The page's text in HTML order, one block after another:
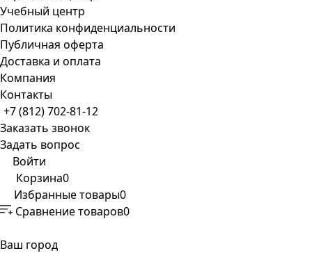
Учебный центр
Политика конфиденциальности
Публичная оферта
Доставка и оплата
Компания
Контакты
+7 (812) 702-81-12
Заказать звонок
Задать вопрос
Войти
Корзина0
Избранные товары0
Сравнение товаров0
Ваш город